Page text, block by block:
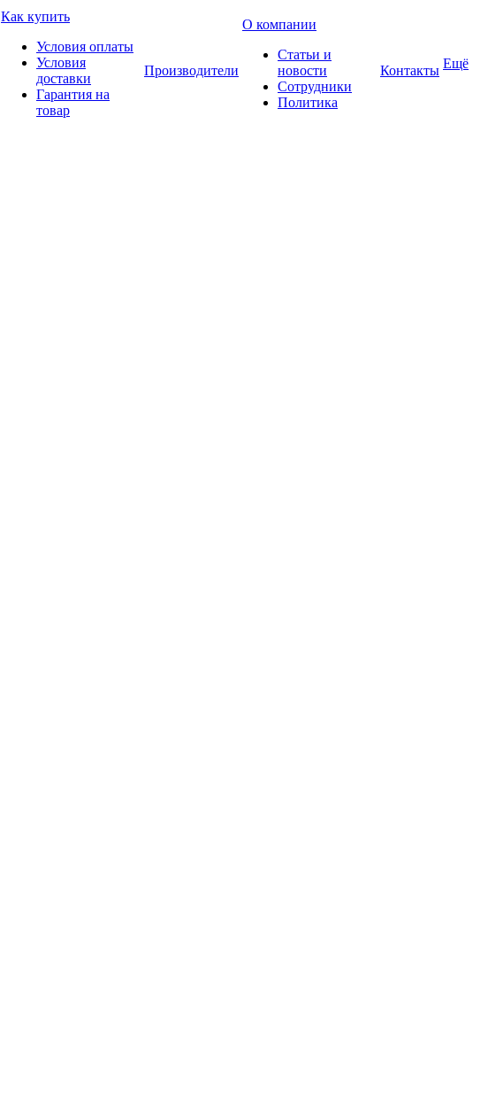
Как купить
Условия оплаты
Условия
доставки
Гарантия на
товар
Производители
О компании
Статьи и
новости
Сотрудники
Политика
Контакты Ещё